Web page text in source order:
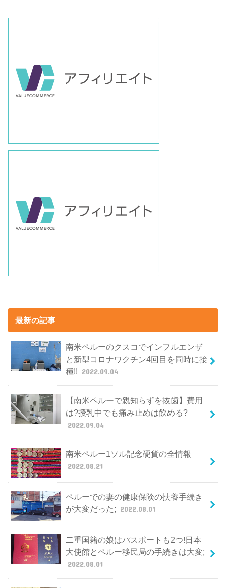
最新の記事
南米ペルーのクスコでインフルエンザ
と新型コロナワクチン4回目を同時に接
種!! 2022.09.04
【南米ペルーで親知らずを抜歯】費用
は?授乳中でも痛み止めは飲める?
2022.09.04
南米ペルー1ソル記念硬貨の全情報
2022.08.21
ペルーでの妻の健康保険の扶養手続き
が大変だった; 2022.08.01
二重国籍の娘はパスポートも2つ!日本
大使館とペルー移民局の手続きは大変;
2022.08.01